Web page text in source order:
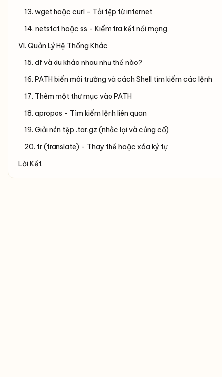
13. wget hoặc curl - Tải tệp từ internet
14. netstat hoặc ss - Kiểm tra kết nối mạng
VI. Quản Lý Hệ Thống Khác
15. df và du khác nhau như thế nào?
16. PATH biến môi trường và cách Shell tìm kiếm các lệnh
17. Thêm một thư mục vào PATH
18. apropos - Tìm kiếm lệnh liên quan
19. Giải nén tệp .tar.gz (nhắc lại và củng cố)
20. tr (translate) - Thay thế hoặc xóa ký tự
Lời Kết